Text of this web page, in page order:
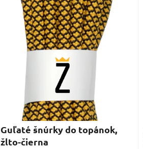
Guľaté šnúrky do topánok,
žlto-čierna